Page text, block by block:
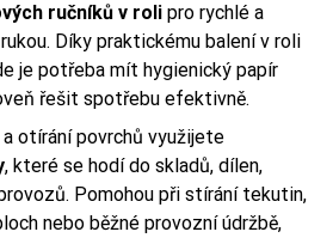
ručníků v roli pro rychlé a
Díky praktickému balení v roli
je potřeba mít hygienický papír
řešit spotřebu efektivně.
a otírání povrchů využijete
, které se hodí do skladů, dílen,
Pomohou při stírání tekutin,
nebo běžné provozní údržbě,